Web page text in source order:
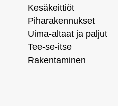
Kesäkeittiöt
Piharakennukset
Uima-altaat ja paljut
Tee-se-itse
Rakentaminen